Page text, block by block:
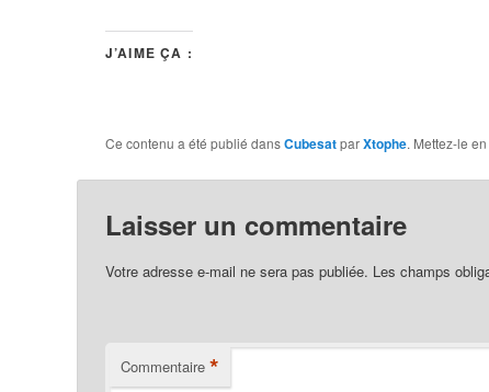
J’AIME ÇA :
Ce contenu a été publié dansCubesatparXtophe. Mettez-le
Laisser un commentaire
Votre adresse e-mail ne sera pas publiée. Les champs
Commentaire *